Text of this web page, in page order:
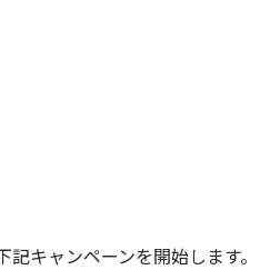
キャンペーンを開始します。